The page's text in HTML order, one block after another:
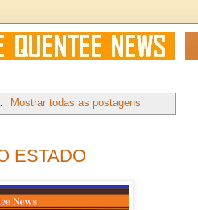
. Mostrar todas as postagens
ESTADO